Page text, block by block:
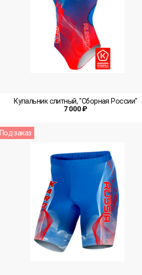
Купальник слитный, "Сборная России"
7 000 ₽
Под заказ